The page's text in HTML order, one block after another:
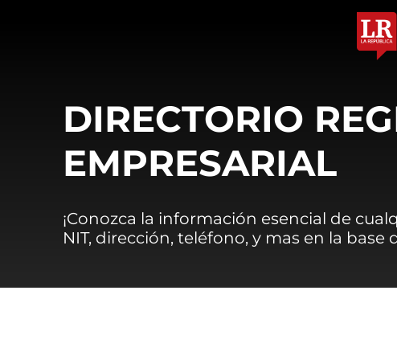
DIRECTORIO
EMPRESARIAL
¡Conozca la información esencial de
NIT, dirección, teléfono, y mas en la